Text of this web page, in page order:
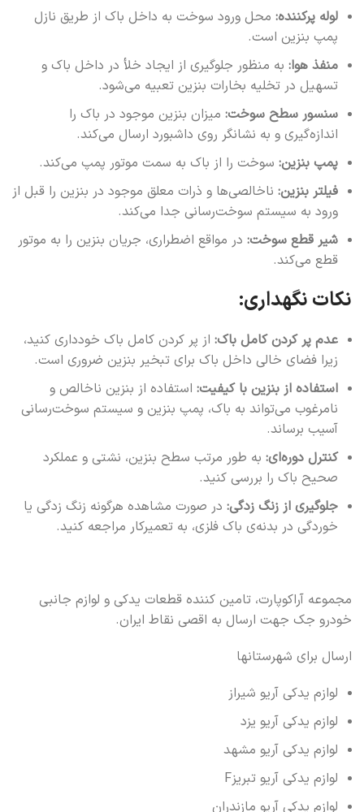
لوله پرکننده: محل ورود سوخت به داخل باک از طریق نازل
پمپ بنزین است.
منفذ هوا: به منظور جلوگیری از ایجاد خلأ در داخل باک و
تسهیل در تخلیه بخارات بنزین تعبیه می‌شود.
سنسور سطح سوخت: میزان بنزین موجود در باک را
اندازه‌گیری و به نشانگر روی داشبورد ارسال می‌کند.
پمپ بنزین: سوخت را از باک به سمت موتور پمپ می‌کند.
فیلتر بنزین: ناخالصی‌ها و ذرات معلق موجود در بنزین را قبل از
ورود به سیستم سوخت‌رسانی جدا می‌کند.
شیر قطع سوخت: در مواقع اضطراری، جریان بنزین را به موتور
قطع می‌کند.
نکات نگهداری:
عدم پر کردن کامل باک: از پر کردن کامل باک خودداری کنید،
زیرا فضای خالی داخل باک برای تبخیر بنزین ضروری است.
استفاده از بنزین با کیفیت: استفاده از بنزین ناخالص و
نامرغوب می‌تواند به باک، پمپ بنزین و سیستم سوخت‌رسانی
آسیب برساند.
کنترل دوره‌ای: به طور مرتب سطح بنزین، نشتی و عملکرد
صحیح باک را بررسی کنید.
جلوگیری از زنگ زدگی: در صورت مشاهده هرگونه زنگ زدگی یا
خوردگی در بدنه‌ی باک فلزی، به تعمیرکار مراجعه کنید.
مجموعه آراکوپارت، تامین کننده قطعات یدکی و لوازم جانبی
خودرو جک جهت ارسال به اقصی نقاط ایران.
ارسال برای شهرستانها
لوازم یدکی آریو شیراز
لوازم یدکی آریو یزد
لوازم یدکی آریو مشهد
لوازم یدکی آریو تبریزF
لوازم یدکی آریو مازندران